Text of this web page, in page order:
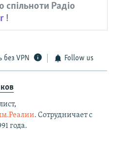
спільноти Радіо
!
без VPN Follow us
. Сотрудничает с
года.